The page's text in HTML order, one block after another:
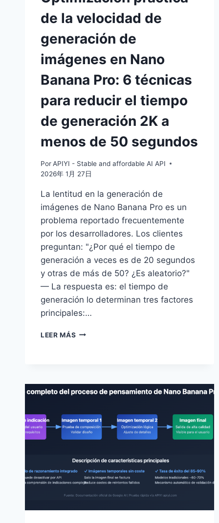
de la velocidad de
generación de
imágenes en Nano
Banana Pro: 6 técnicas
para reducir el tiempo
de generación 2K a
menos de 50 segundos
PorAPIYI - Stable and affordable AI API
2026年 1月 27日
La lentitud en la generación de
imágenes de Nano Banana Pro es un
problema reportado frecuentemente
por los desarrolladores. Los clientes
preguntan: "¿Por qué el tiempo de
generación a veces es de 20 segundos
y otras de más de 50? ¿Es aleatorio?"
— La respuesta es: el tiempo de
generación lo determinan tres factores
principales:…
LEER MÁS OPTIMIZACIÓN
DE
GENERACIÓN
IMÁGENES
EN
NANO
TÉCNICAS
PARA
REDUCIR